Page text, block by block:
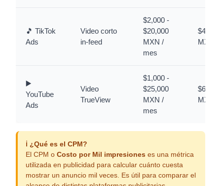
🎵 TikTok
Ads
Video corto
in-feed
$2,000 -
$20,000
MXN /
mes
$40 -
MXN
▶️
YouTube
Ads
Video
TrueView
$1,000 -
$25,000
MXN /
mes
$60 -
MXN
ℹ️ ¿Qué es el CPM?
El CPM o Costo por Mil impresiones es una métrica
utilizada en publicidad para calcular cuánto cuesta
mostrar un anuncio mil veces. Es útil para comparar el